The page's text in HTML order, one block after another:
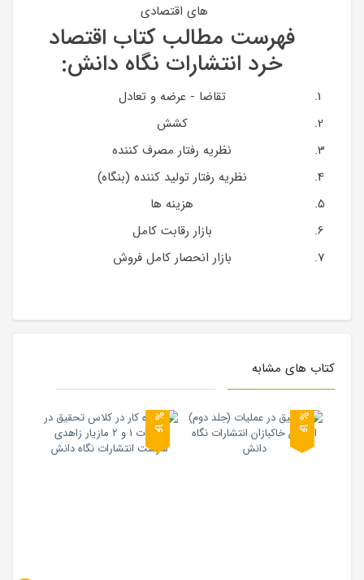
های اقتصادی
فهرست مطالب کتاب اقتصاد
خرد انتشارات نگاه دانش:
تقاضا - عرضه و تعادل
کشش
نظریه رفتار مصرف کننده
نظریه رفتار تولید کننده (بنگاه)
هزینه ها
بازار رقابت کامل
بازار انحصار کامل فروش
کتاب های مشابه
1
6
%
1
6
%